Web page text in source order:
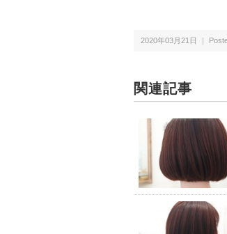
w
i
で
共
有
し
ド
ウ
で
開
き
k
で
に
は
ク
ッ
て
く
だ
さ
い
(新
し
い
ウ
ィ
ン
2020年03月21日 ｜
関連記事